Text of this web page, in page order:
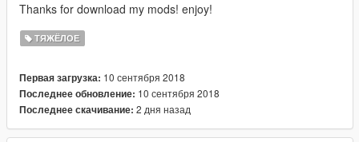
Thanks for download my mods! enjoy!
ТЯЖЁЛОЕ
Первая загрузка: 10 сентября 2018
Последнее обновление: 10 сентября 2018
Последнее скачивание: 2 дня назад